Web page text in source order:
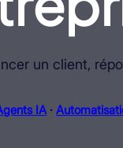
un client,
IA ·